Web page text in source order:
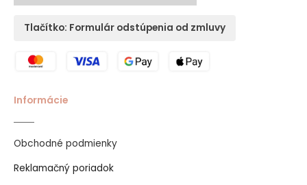
Tlačítko: Formulár odstúpenia od zmluvy
Informácie
Obchodné podmienky
Reklamačný poriadok